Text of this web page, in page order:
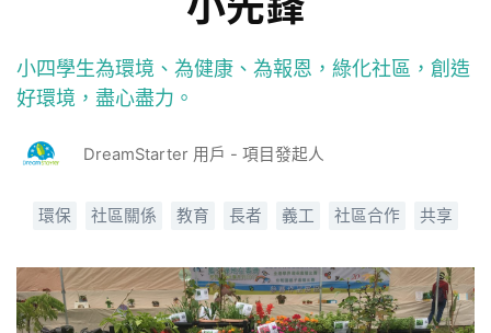
小四學生為環境、為健康、為報恩，綠化社區，創造
好環境，盡心盡力。
DreamStarter 用戶 - 項目發起人
環保 社區關係 教育 長者 義工 社區合作 共享